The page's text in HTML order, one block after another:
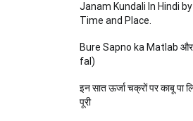
Janam Kundali In Hindi
Time and Place.
Bure Sapno ka Matlab
fal)
इन सात ऊर्जा चक्रों पर काबू पा
पूरी